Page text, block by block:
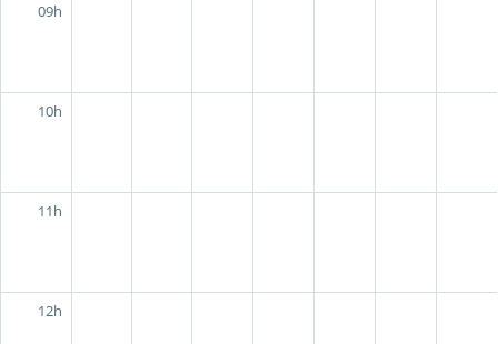
09h
10h
11h
12h